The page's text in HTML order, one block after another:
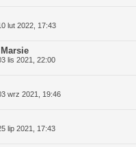
lut 2022, 17:43
lis 2021, 22:00
wrz 2021, 19:46
lip 2021, 17:43